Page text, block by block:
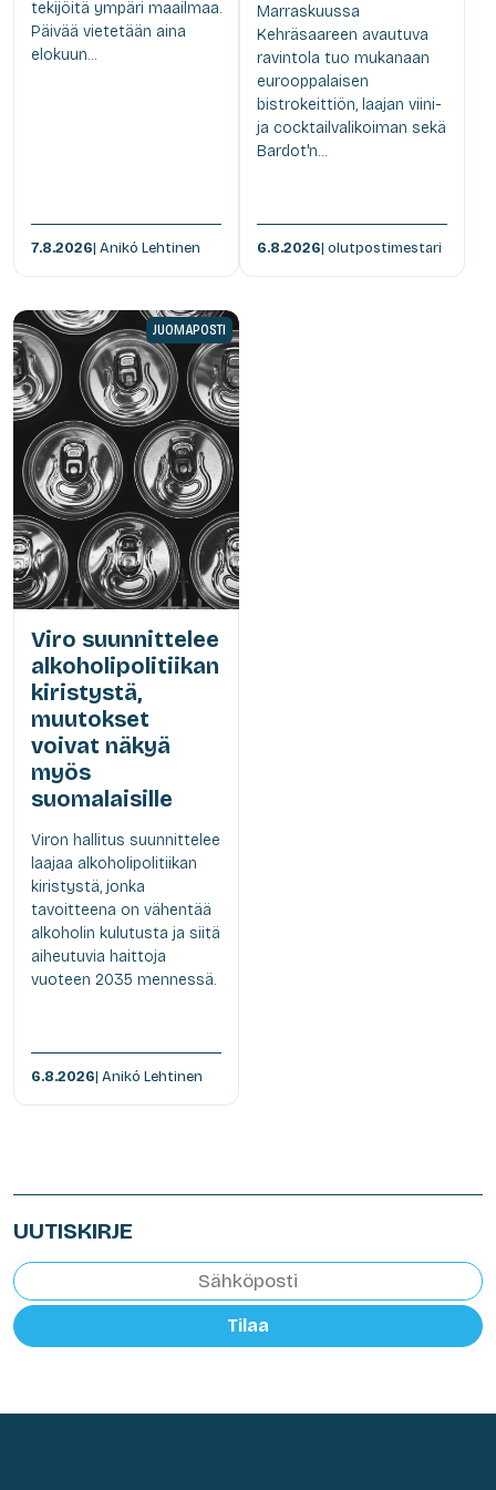
tekijöitä ympäri maailmaa.
Päivää vietetään aina
elokuun...
7.8.2026| Anikó Lehtinen
Marraskuussa
Kehräsaareen avautuva
ravintola tuo mukanaan
eurooppalaisen
bistrokeittiön, laajan viini-
ja cocktailvalikoiman sekä
Bardot'n...
6.8.2026| olutpostimestari
JUOMAPOSTI
Viro suunnittelee
alkoholipolitiikan
kiristystä,
muutokset
voivat näkyä
myös
suomalaisille
Viron hallitus suunnittelee
laajaa alkoholipolitiikan
kiristystä, jonka
tavoitteena on vähentää
alkoholin kulutusta ja siitä
aiheutuvia haittoja
vuoteen 2035 mennessä.
6.8.2026| Anikó Lehtinen
UUTISKIRJE
Tilaa